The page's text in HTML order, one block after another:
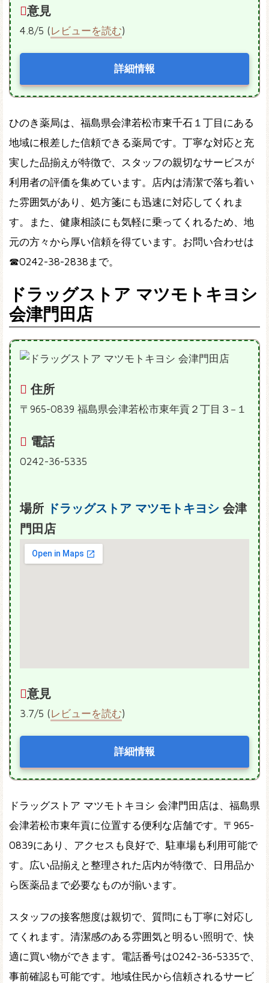
意見
4.8/5 (レビューを読む)
詳細情報
ひのき薬局は、福島県会津若松市東千石１丁目にある
地域に根差した信頼できる薬局です。丁寧な対応と充
実した品揃えが特徴で、スタッフの親切なサービスが
利用者の評価を集めています。店内は清潔で落ち着い
た雰囲気があり、処方箋にも迅速に対応してくれま
す。また、健康相談にも気軽に乗ってくれるため、地
元の方々から厚い信頼を得ています。お問い合わせは
☎0242-38-2838まで。
ドラッグストア マツモトキヨシ
会津門田店
住所
〒965-0839 福島県会津若松市東年貢２丁目３−１
電話
0242-36-5335
場所 ドラッグストア マツモトキヨシ 会津
門田店
意見
3.7/5 (レビューを読む)
詳細情報
ドラッグストア マツモトキヨシ 会津門田店は、福島県
会津若松市東年貢に位置する便利な店舗です。〒965-
0839にあり、アクセスも良好で、駐車場も利用可能で
す。広い品揃えと整理された店内が特徴で、日用品か
ら医薬品まで必要なものが揃います。
スタッフの接客態度は親切で、質問にも丁寧に対応し
てくれます。清潔感のある雰囲気と明るい照明で、快
適に買い物ができます。電話番号は0242-36-5335で、
事前確認も可能です。地域住民から信頼されるサービ